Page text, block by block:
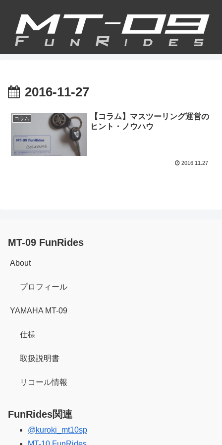
2016-11-27
コラム
【コラム】マスツーリング運営の
ヒント・ノウハウ
2016.11.27
MT-09 FunRides
About
プロフィール
YAMAHA MT-09
仕様
取扱説明書
リコール情報
FunRides関連
@kuroki_mt10sp